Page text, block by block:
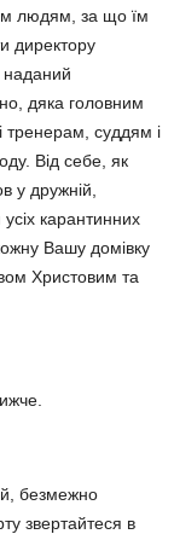
людям, за що їм
директору
наданий
дяка головним
тренерам, суддям і
Від себе, як
у дружній,
карантинних
Вашу домівку
Христовим та
безмежно
звертайтеся в